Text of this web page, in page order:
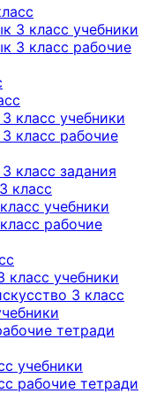
3 класс учебники
3 класс рабочие
класс учебники
класс рабочие
класс задания
класс
учебники
рабочие
класс учебники
3 класс
тетради
учебники
рабочие тетради